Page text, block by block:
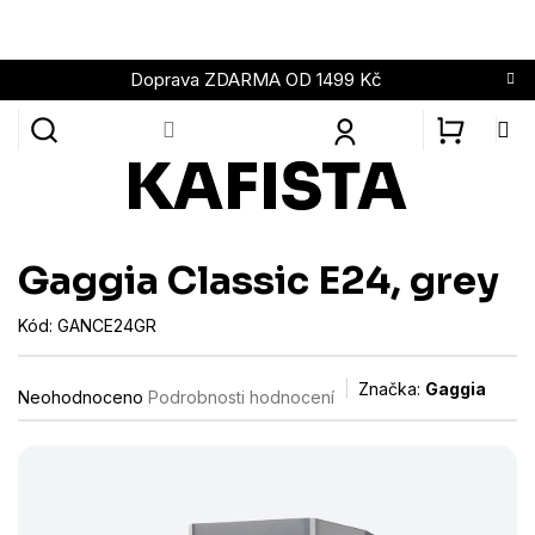
obsah
Doprava ZDARMA OD 1499 Kč
Gaggia Classic E24, grey
Kód: GANCE24GR
Průměrné
hodnocení
Neohodnoceno Podrobnosti hodnocení Značka: Gaggia